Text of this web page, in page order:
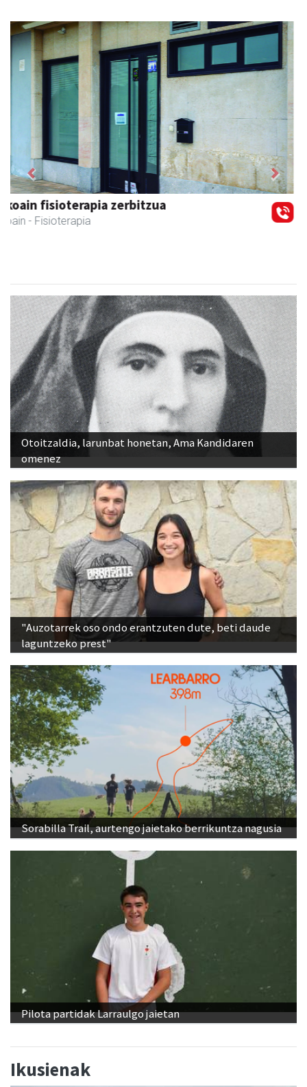
GF akademia
Andoain - Akademiak
Previous Next
Otoitzaldia, larunbat honetan, Ama Kandidaren
omenez
"Auzotarrek oso ondo erantzuten dute, beti daude
laguntzeko prest"
Sorabilla Trail, aurtengo jaietako berrikuntza nagusia
Pilota partidak Larraulgo jaietan
Ikusienak